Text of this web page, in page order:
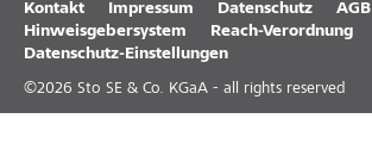
Kontakt Impressum Datenschutz
AGB
Hinweisgebersystem
Reach-Verordnung
Datenschutz-Einstellungen
©2026 Sto SE & Co. KGaA - all rights reserved